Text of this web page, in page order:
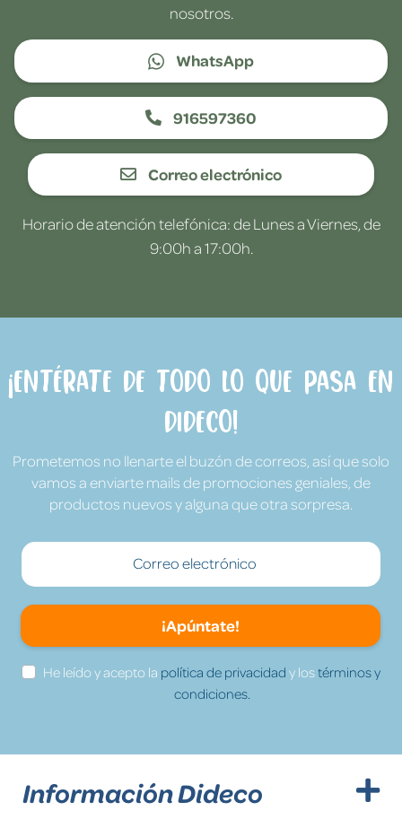
nosotros.
WhatsApp
916597360
Correo electrónico
Horario de atención telefónica: de Lunes a Viernes, de
9:00h a 17:00h.
¡Entérate de todo lo que pasa en
Dideco!
Prometemos no llenarte el buzón de correos, así que solo
vamos a enviarte mails de promociones geniales, de
productos nuevos y alguna que otra sorpresa.
¡Apúntate!
He leído y acepto la política de privacidad y lostérminos y
condiciones.
Información Dideco